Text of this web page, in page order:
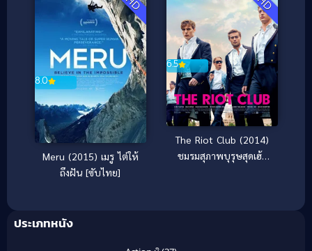
8.0
Meru (2015) เมรู ไต่ให้
ถึงฝัน [ซับไทย]
6.5
The Riot Club (2014)
ชมรมสุภาพบุรุษสุดเฮ้ว
ประเภทหนัง